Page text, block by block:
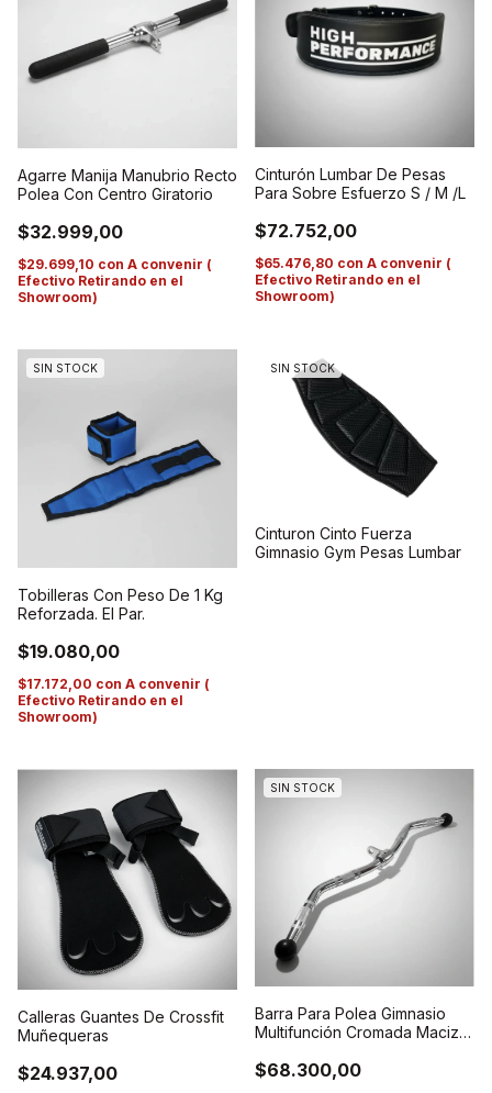
Agarre Manija Manubrio Recto
Polea Con Centro Giratorio
$32.999,00
$29.699,10 con A convenir (
Efectivo Retirando en el
Showroom)
Cinturón Lumbar De Pesas
Para Sobre Esfuerzo S / M /L
$72.752,00
$65.476,80 con A convenir (
Efectivo Retirando en el
Showroom)
SIN STOCK
Tobilleras Con Peso De 1 Kg
Reforzada. El Par.
$19.080,00
$17.172,00 con A convenir (
Efectivo Retirando en el
Showroom)
SIN STOCK
Cinturon Cinto Fuerza
Gimnasio Gym Pesas Lumbar
Calleras Guantes De Crossfit
Muñequeras
$24.937,00
SIN STOCK
Barra Para Polea Gimnasio
Multifunción Cromada Maciza
$68.300,00